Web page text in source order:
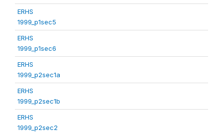
ERHS
1999_p1sec5
ERHS
1999_p1sec6
ERHS
1999_p2sec1a
ERHS
1999_p2sec1b
ERHS
1999_p2sec2